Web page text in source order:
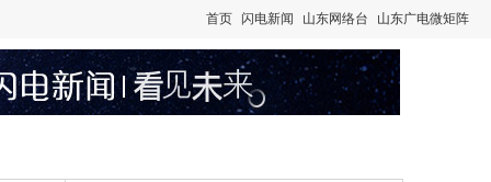
首页 闪电新闻 山东网络台 山东广电微矩阵